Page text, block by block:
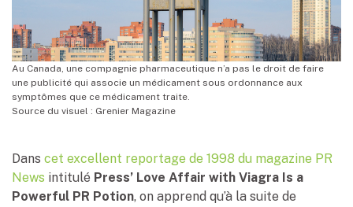
Au Canada, une compagnie pharmaceutique n’a pas le droit de faire
une publicité qui associe un médicament sous ordonnance aux
symptômes que ce médicament traite.
Source du visuel : Grenier Magazine
Dans cet excellent reportage de 1998 du magazine PR
News intitulé Press’ Love Affair with Viagra Is a
Powerful PR Potion, on apprend qu’à la suite de